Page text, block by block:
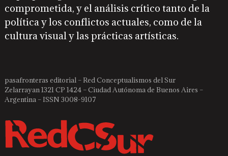
comprometida, y el análisis crítico tanto de la
política y los conflictos actuales, como de la
cultura visual y las prácticas artísticas.
pasafronteras editorial – Red Conceptualismos del Sur
Zelarrayan 1321 CP 1424 – Ciudad Autónoma de Buenos Aires –
Argentina – ISSN 3008-9107